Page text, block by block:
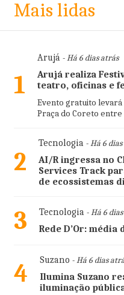
Mais lidas
1
Arujá- Há 6 dias atrás
Arujá realiza
teatro, oficinas e
Evento gratuito
Praça do Coreto entre
2
Tecnologia- Há 6 dias
AI/R ingressa no
Services Track
de ecossistemas
3 Tecnologia- Há 6
Rede D’Or: média
4 Suzano - Há 6 dias
Ilumina Suzano
iluminação